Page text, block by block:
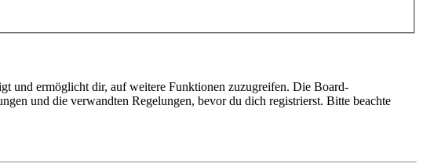
und ermöglicht dir, auf weitere Funktionen zuzugreifen. Die Board-
und die verwandten Regelungen, bevor du dich registrierst. Bitte beachte